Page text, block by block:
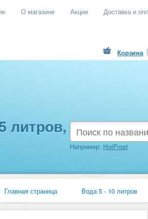
О магазине Акции Доставка и
Корзина
литров,
Например: HotFrost
Главная страница Вода 5 - 10 литров